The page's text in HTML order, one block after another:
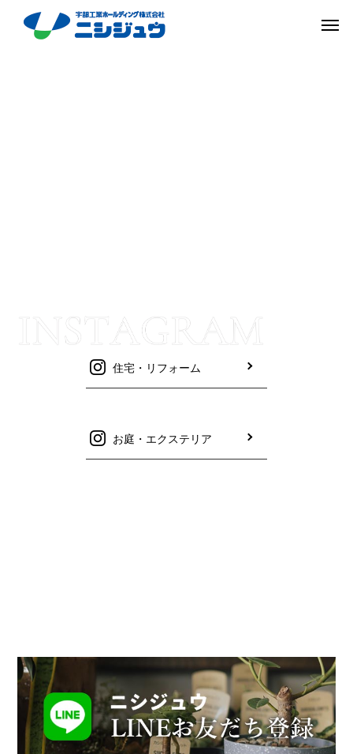
住宅・リフォーム
お庭・エクステリア